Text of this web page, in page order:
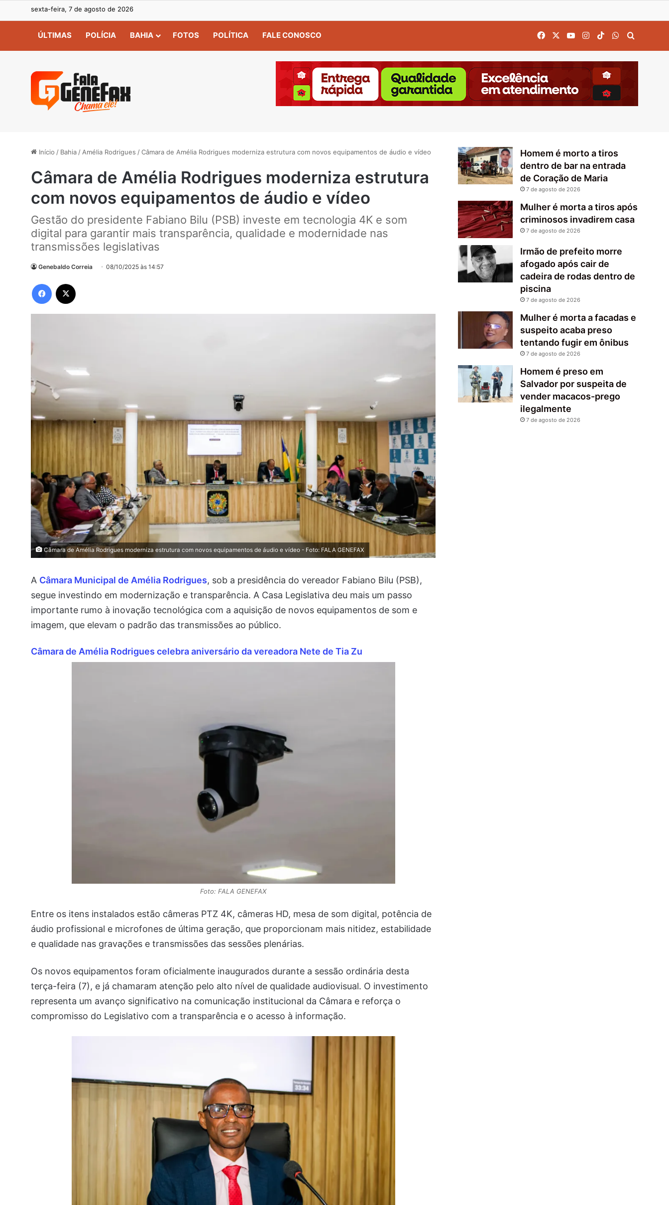
sexta-feira, 7 de agosto de 2026
ÚLTIMAS POLÍCIA BAHIA FOTOS POLÍTICA FALE CONOSCO FacebookYouTubeInstagram
TikTokWhatsApp
Início / Bahia / Amélia Rodrigues /Câmara de Amélia Rodrigues moderniza estrutura com novos equipamentos de áudio e vídeo
Câmara de Amélia Rodrigues moderniza estrutura
com novos equipamentos de áudio e vídeo
Gestão do presidente Fabiano Bilu (PSB) investe em tecnologia 4K e som
digital para garantir mais transparência, qualidade e modernidade nas
transmissões legislativas
Genebaldo Correia 08/10/2025 às 14:57
Facebook
Câmara de Amélia Rodrigues moderniza estrutura com novos equipamentos de áudio e vídeo - Foto: FALA GENEFAX
A Câmara Municipal de Amélia Rodrigues, sob a presidência do vereador Fabiano Bilu (PSB),
segue investindo em modernização e transparência. A Casa Legislativa deu mais um passo
importante rumo à inovação tecnológica com a aquisição de novos equipamentos de som e
imagem, que elevam o padrão das transmissões ao público.
Câmara de Amélia Rodrigues celebra aniversário da vereadora Nete de Tia Zu
Foto: FALA GENEFAX
Entre os itens instalados estão câmeras PTZ 4K, câmeras HD, mesa de som digital, potência de
áudio profissional e microfones de última geração, que proporcionam mais nitidez, estabilidade
e qualidade nas gravações e transmissões das sessões plenárias.
Os novos equipamentos foram oficialmente inaugurados durante a sessão ordinária desta
terça-feira (7), e já chamaram atenção pelo alto nível de qualidade audiovisual. O investimento
representa um avanço significativo na comunicação institucional da Câmara e reforça o
compromisso do Legislativo com a transparência e o acesso à informação.
Homem é morto a tiros
dentro de bar na entrada
de Coração de Maria
7 de agosto de 2026
Mulher é morta a tiros após
criminosos invadirem casa
7 de agosto de 2026
Irmão de prefeito morre
afogado após cair de
cadeira de rodas dentro de
piscina
7 de agosto de 2026
Mulher é morta a facadas e
suspeito acaba preso
tentando fugir em ônibus
7 de agosto de 2026
Homem é preso em
Salvador por suspeita de
vender macacos-prego
ilegalmente
7 de agosto de 2026